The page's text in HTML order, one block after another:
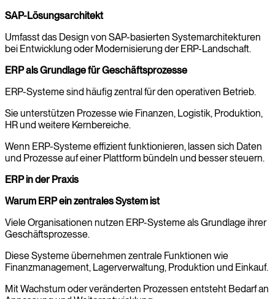
SAP-Lösungsarchitekt
Umfasst das Design von SAP-basierten Systemarchitekturen
bei Entwicklung oder Modernisierung der ERP-Landschaft.
ERP als Grundlage für Geschäftsprozesse
ERP-Systeme sind häufig zentral für den operativen Betrieb.
Sie unterstützen Prozesse wie Finanzen, Logistik, Produktion,
HR und weitere Kernbereiche.
Wenn ERP-Systeme effizient funktionieren, lassen sich Daten
und Prozesse auf einer Plattform bündeln und besser steuern.
ERP in der Praxis
Warum ERP ein zentrales System ist
Viele Organisationen nutzen ERP-Systeme als Grundlage ihrer
Geschäftsprozesse.
Diese Systeme übernehmen zentrale Funktionen wie
Finanzmanagement, Lagerverwaltung, Produktion und Einkauf.
Mit Wachstum oder veränderten Prozessen entsteht Bedarf an